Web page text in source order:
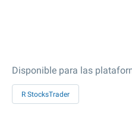
Disponible para las
R StocksTrader